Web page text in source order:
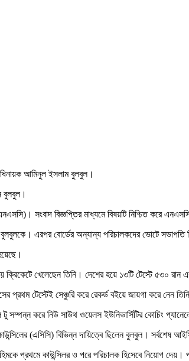
আমিনুল ইসলাম বুলবুল।
বুলবুল।
সংবাদ বিজ্ঞপ্তির মাধ্যমে বিষয়টি নিশ্চিত করে
এরপর বোর্ডের অন্যান্য পরিচালকদের ভোটে সভাপতি
খেলেছেন তিনি। দেশের হয়ে ১৩টি টেস্টে ৫৩০
প্রথম টেস্টেই সেঞ্চুরি করে রেকর্ড বইয়ে জায়গা করে নেন
সম্পন্ন করে নিউ সাউথ ওয়েলস ইউনিভার্সিটির কোচিং
(এসিসি) বিভিন্ন দায়িত্বে ছিলেন বুলবুল। সর্বশেষ
প্রথমে কাউন্সিলর ও পরে পরিচালক হিসেবে নিয়োগ